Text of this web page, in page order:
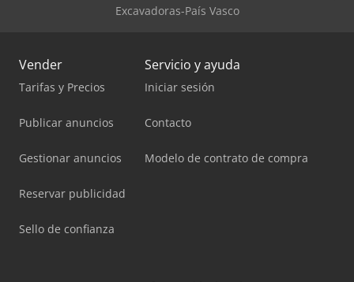
Excavadoras-País Vasco
Vender
Tarifas y Precios
Publicar anuncios
Gestionar anuncios
Reservar publicidad
Sello de confianza
Servicio y ayuda
Iniciar sesión
Contacto
Modelo de contrato de compra